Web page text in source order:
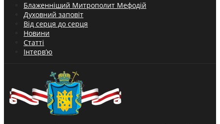
Блаженніший Митрополит Мефодій
Духовний заповіт
Від серця до серця
Новини
Статті
Інтерв’ю